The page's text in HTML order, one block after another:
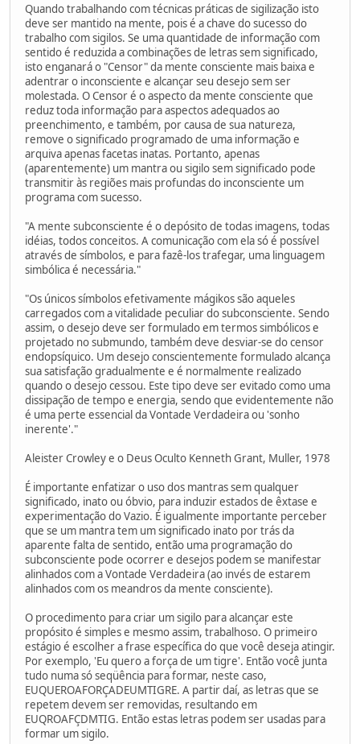
Quando trabalhando com técnicas práticas de sigilização isto
deve ser mantido na mente, pois é a chave do sucesso do
trabalho com sigilos. Se uma quantidade de informação com
sentido é reduzida a combinações de letras sem significado,
isto enganará o "Censor" da mente consciente mais baixa e
adentrar o inconsciente e alcançar seu desejo sem ser
molestada. O Censor é o aspecto da mente consciente que
reduz toda informação para aspectos adequados ao
preenchimento, e também, por causa de sua natureza,
remove o significado programado de uma informação e
arquiva apenas facetas inatas. Portanto, apenas
(aparentemente) um mantra ou sigilo sem significado pode
transmitir às regiões mais profundas do inconsciente um
programa com sucesso.
"A mente subconsciente é o depósito de todas imagens, todas
idéias, todos conceitos. A comunicação com ela só é possível
através de símbolos, e para fazê-los trafegar, uma linguagem
simbólica é necessária."
"Os únicos símbolos efetivamente mágikos são aqueles
carregados com a vitalidade peculiar do subconsciente. Sendo
assim, o desejo deve ser formulado em termos simbólicos e
projetado no submundo, também deve desviar-se do censor
endopsíquico. Um desejo conscientemente formulado alcança
sua satisfação gradualmente e é normalmente realizado
quando o desejo cessou. Este tipo deve ser evitado como uma
dissipação de tempo e energia, sendo que evidentemente não
é uma perte essencial da Vontade Verdadeira ou 'sonho
inerente'."
Aleister Crowley e o Deus Oculto Kenneth Grant, Muller, 1978
É importante enfatizar o uso dos mantras sem qualquer
significado, inato ou óbvio, para induzir estados de êxtase e
experimentação do Vazio. É igualmente importante perceber
que se um mantra tem um significado inato por trás da
aparente falta de sentido, então uma programação do
subconsciente pode ocorrer e desejos podem se manifestar
alinhados com a Vontade Verdadeira (ao invés de estarem
alinhados com os meandros da mente consciente).
O procedimento para criar um sigilo para alcançar este
propósito é simples e mesmo assim, trabalhoso. O primeiro
estágio é escolher a frase específica do que você deseja atingir.
Por exemplo, 'Eu quero a força de um tigre'. Então você junta
tudo numa só seqüência para formar, neste caso,
EUQUEROAFORÇADEUMTIGRE. A partir daí, as letras que se
repetem devem ser removidas, resultando em
EUQROAFÇDMTIG. Então estas letras podem ser usadas para
formar um sigilo.